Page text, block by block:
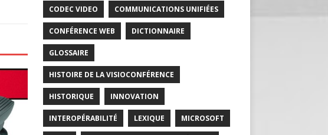
CODEC VIDEO COMMUNICATIONS UNIFIÉES
CONFÉRENCE WEB DICTIONNAIRE
GLOSSAIRE
HISTOIRE DE LA VISIOCONFÉRENCE
HISTORIQUE INNOVATION
INTEROPÉRABILITÉ LEXIQUE MICROSOFT